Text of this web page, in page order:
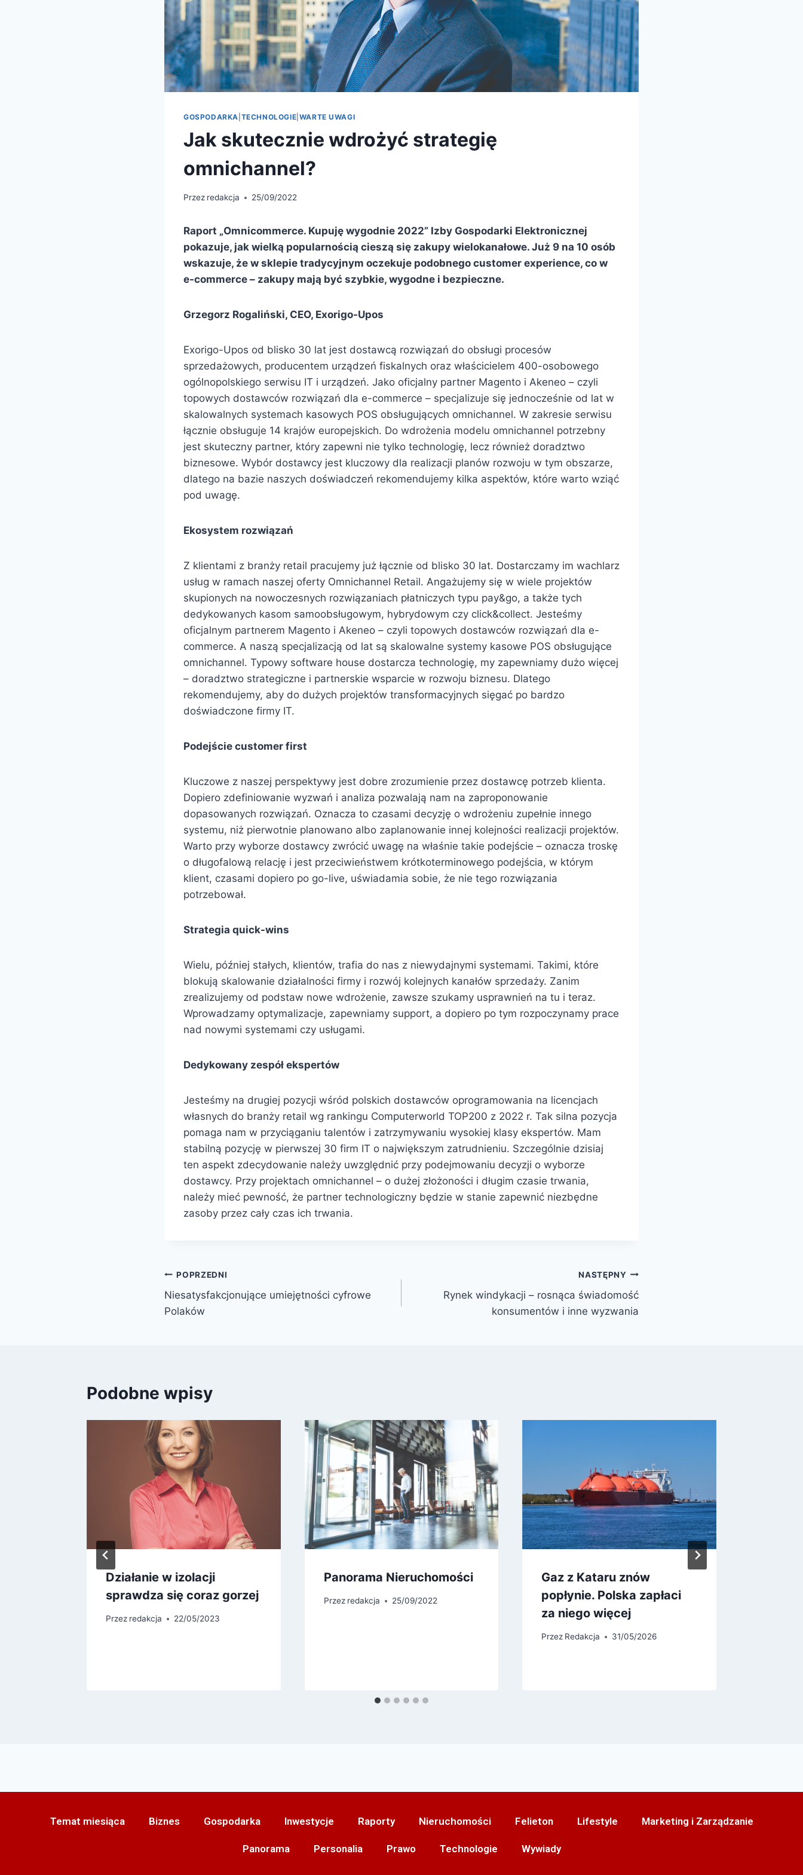
GOSPODARKA TECHNOLOGIE WARTE UWAGI
Jak skutecznie wdrożyć strategię
omnichannel?
Przez redakcja 25/09/2022
Raport „Omnicommerce. Kupuję wygodnie 2022” Izby Gospodarki Elektronicznej
pokazuje, jak wielką popularnością cieszą się zakupy wielokanałowe. Już 9 na 10 osób
wskazuje, że w sklepie tradycyjnym oczekuje podobnego customer experience, co w
e-commerce – zakupy mają być szybkie, wygodne i bezpieczne.
Grzegorz Rogaliński, CEO, Exorigo-Upos
Exorigo-Upos od blisko 30 lat jest dostawcą rozwiązań do obsługi procesów
sprzedażowych, producentem urządzeń fiskalnych oraz właścicielem 400-osobowego
ogólnopolskiego serwisu IT i urządzeń. Jako oficjalny partner Magento i Akeneo – czyli
topowych dostawców rozwiązań dla e-commerce – specjalizuje się jednocześnie od lat w
skalowalnych systemach kasowych POS obsługujących omnichannel. W zakresie serwisu
łącznie obsługuje 14 krajów europejskich. Do wdrożenia modelu omnichannel potrzebny
jest skuteczny partner, który zapewni nie tylko technologię, lecz również doradztwo
biznesowe. Wybór dostawcy jest kluczowy dla realizacji planów rozwoju w tym obszarze,
dlatego na bazie naszych doświadczeń rekomendujemy kilka aspektów, które warto wziąć
pod uwagę.
Ekosystem rozwiązań
Z klientami z branży retail pracujemy już łącznie od blisko 30 lat. Dostarczamy im wachlarz
usług w ramach naszej oferty Omnichannel Retail. Angażujemy się w wiele projektów
skupionych na nowoczesnych rozwiązaniach płatniczych typu pay&go, a także tych
dedykowanych kasom samoobsługowym, hybrydowym czy click&collect. Jesteśmy
oficjalnym partnerem Magento i Akeneo – czyli topowych dostawców rozwiązań dla e-
commerce. A naszą specjalizacją od lat są skalowalne systemy kasowe POS obsługujące
omnichannel. Typowy software house dostarcza technologię, my zapewniamy dużo więcej
– doradztwo strategiczne i partnerskie wsparcie w rozwoju biznesu. Dlatego
rekomendujemy, aby do dużych projektów transformacyjnych sięgać po bardzo
doświadczone firmy IT.
Podejście customer first
Kluczowe z naszej perspektywy jest dobre zrozumienie przez dostawcę potrzeb klienta.
Dopiero zdefiniowanie wyzwań i analiza pozwalają nam na zaproponowanie
dopasowanych rozwiązań. Oznacza to czasami decyzję o wdrożeniu zupełnie innego
systemu, niż pierwotnie planowano albo zaplanowanie innej kolejności realizacji projektów.
Warto przy wyborze dostawcy zwrócić uwagę na właśnie takie podejście – oznacza troskę
o długofalową relację i jest przeciwieństwem krótkoterminowego podejścia, w którym
klient, czasami dopiero po go-live, uświadamia sobie, że nie tego rozwiązania
potrzebował.
Strategia quick-wins
Wielu, później stałych, klientów, trafia do nas z niewydajnymi systemami. Takimi, które
blokują skalowanie działalności firmy i rozwój kolejnych kanałów sprzedaży. Zanim
zrealizujemy od podstaw nowe wdrożenie, zawsze szukamy usprawnień na tu i teraz.
Wprowadzamy optymalizacje, zapewniamy support, a dopiero po tym rozpoczynamy prace
nad nowymi systemami czy usługami.
Dedykowany zespół ekspertów
Jesteśmy na drugiej pozycji wśród polskich dostawców oprogramowania na licencjach
własnych do branży retail wg rankingu Computerworld TOP200 z 2022 r. Tak silna pozycja
pomaga nam w przyciąganiu talentów i zatrzymywaniu wysokiej klasy ekspertów. Mam
stabilną pozycję w pierwszej 30 firm IT o największym zatrudnieniu. Szczególnie dzisiaj
ten aspekt zdecydowanie należy uwzględnić przy podejmowaniu decyzji o wyborze
dostawcy. Przy projektach omnichannel – o dużej złożoności i długim czasie trwania,
należy mieć pewność, że partner technologiczny będzie w stanie zapewnić niezbędne
zasoby przez cały czas ich trwania.
POPRZEDNI
Niesatysfakcjonujące umiejętności cyfrowe
Polaków
NASTĘPNY
Rynek windykacji – rosnąca świadomość
konsumentów i inne wyzwania
Podobne wpisy
Działanie w izolacji
sprawdza się coraz gorzej
Przez redakcja 22/05/2023
Panorama Nieruchomości
Przez redakcja 25/09/2022
Gaz z Kataru znów
popłynie. Polska zapłaci
za niego więcej
Przez Redakcja 31/05/2026
Temat miesiąca Biznes Gospodarka Inwestycje Raporty Nieruchomości Felieton Lifestyle Marketing i Zarządzanie
Panorama Personalia Prawo Technologie Wywiady